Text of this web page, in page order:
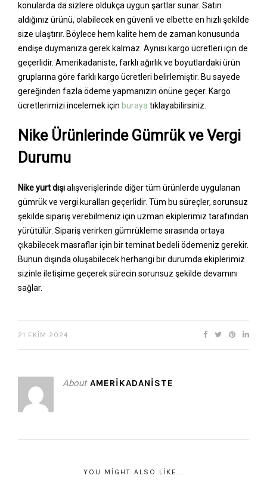
konularda da sizlere oldukça uygun şartlar sunar. Satın
aldığınız ürünü, olabilecek en güvenli ve elbette en hızlı şekilde
size ulaştırır. Böylece hem kalite hem de zaman konusunda
endişe duymanıza gerek kalmaz. Aynısı kargo ücretleri için de
geçerlidir. Amerikadaniste, farklı ağırlık ve boyutlardaki ürün
gruplarına göre farklı kargo ücretleri belirlemiştir. Bu sayede
gereğinden fazla ödeme yapmanızın önüne geçer. Kargo
ücretlerimizi incelemek için buraya tıklayabilirsiniz.
Nike Ürünlerinde Gümrük ve Vergi
Durumu
Nike yurt dışıalışverişlerinde diğer tüm ürünlerde uygulanan
gümrük ve vergi kuralları geçerlidir. Tüm bu süreçler, sorunsuz
şekilde sipariş verebilmeniz için uzman ekiplerimiz tarafından
yürütülür. Sipariş verirken gümrükleme sırasında ortaya
çıkabilecek masraflar için bir teminat bedeli ödemeniz gerekir.
Bunun dışında oluşabilecek herhangi bir durumda ekiplerimiz
sizinle iletişime geçerek sürecin sorunsuz şekilde devamını
sağlar.
21 EKIM 2024
About AMERIKADANISTE
YOU MIGHT ALSO LIKE...